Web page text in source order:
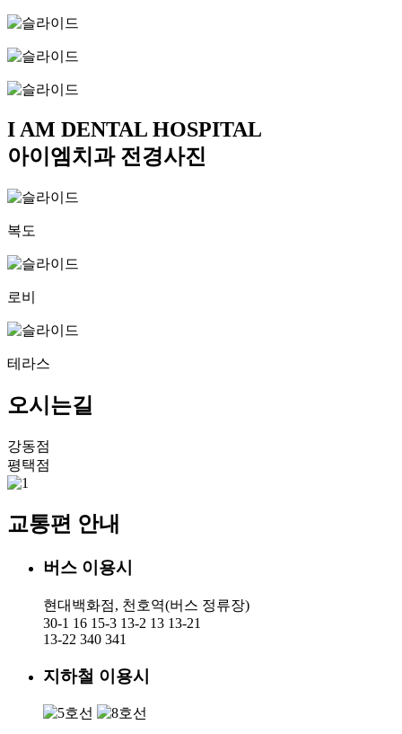
I AM DENTAL HOSPITAL
아이엠치과 전경사진
복도
로비
테라스
오시는길
강동점
평택점
교통편 안내
버스 이용시
현대백화점, 천호역(버스 정류장)
30-1 16 15-3 13-2 13 13-21
13-22 340 341
지하철 이용시